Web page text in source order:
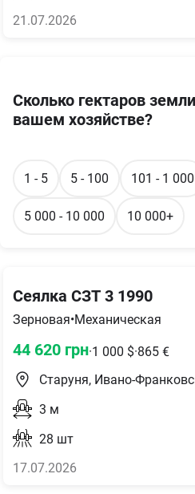
21.07.2026
Сеялка СЗТ 3 1990
Зерновая•Механическая
44 620 грн·1 000 $·865 €
Старуня, Ивано-
3 м
28 шт
17.07.2026
Сколько гектаров
вашем хозяйстве?
1 - 5 5 - 100 101 - 1 000
5 000 - 10 000 10 000+